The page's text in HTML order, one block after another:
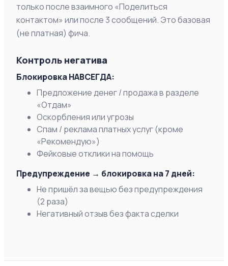
только после взаимного «Поделиться
контактом» или после 3 сообщений. Это базовая
(не платная) фича.
Контроль негатива
Блокировка НАВСЕГДА:
Предложение денег / продажа в разделе
«Отдам»
Оскорбления или угрозы
Спам / реклама платных услуг (кроме
«Рекомендую»)
Фейковые отклики на помощь
Предупреждение → блокировка на 7 дней:
Не пришёл за вещью без предупреждения
(2 раза)
Негативный отзыв без факта сделки